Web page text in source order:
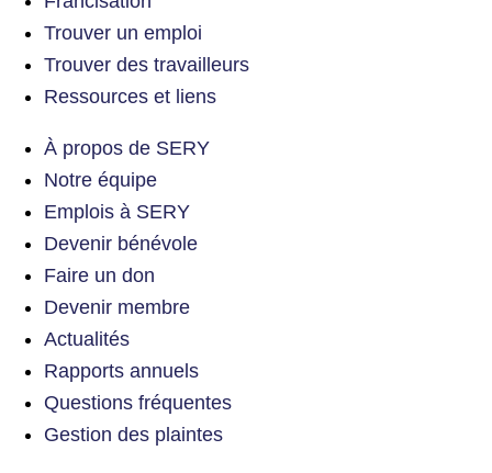
Trouver un emploi
Trouver des travailleurs
Ressources et liens
À propos de SERY
Notre équipe
Emplois à SERY
Devenir bénévole
Faire un don
Devenir membre
Actualités
Rapports annuels
Questions fréquentes
Gestion des plaintes